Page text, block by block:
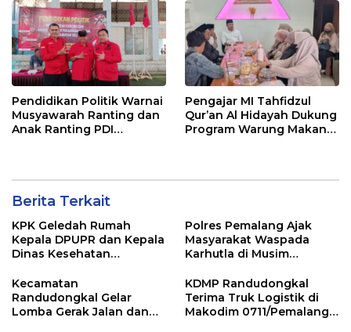
Pendidikan Politik Warnai
Musyawarah Ranting dan
Anak Ranting PDI
Pengajar MI Tahfidzul
Qur’an Al Hidayah Dukung
Program Warung Makan
Berita Terkait
KPK Geledah Rumah
Kepala DPUPR dan Kepala
Dinas Kesehatan
Polres Pemalang Ajak
Masyarakat Waspada
Karhutla di Musim
Kecamatan
Randudongkal Gelar
Lomba Gerak Jalan dan
KDMP Randudongkal
Terima Truk Logistik di
Makodim 0711/Pemalang